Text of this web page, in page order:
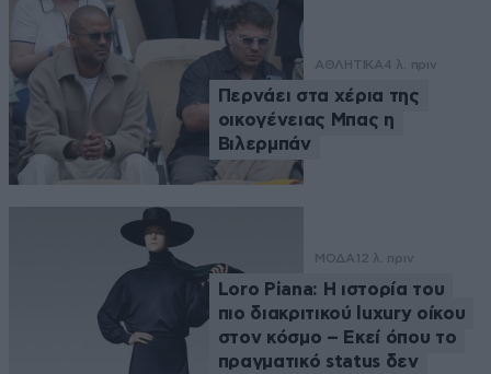
ΑΘΛΗΤΙΚΑ4 λ. πριν
Περνάει στα χέρια της
οικογένειας Μπας η
Βιλερμπάν
ΜΟΔΑ 12 λ. πριν
Loro Piana: Η ιστορία του
πιο διακριτικού luxury οίκου
στον κόσμο – Εκεί όπου το
πραγματικό status δεν